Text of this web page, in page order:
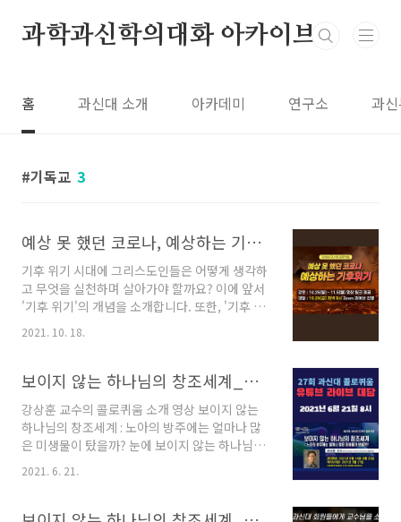
과학과신학의대화 아카이브
홈 과신대 소개 아카데미 연구소 과
기독교 3
예상 못 했던 코로나, 예상하는 기후위기_29회 콜로퀴움_김진수 박사
기후 위기 시대에 그리스도인들은 어떻게 생각하
고 무엇을 실천하며 살아가야 할까요? 이에 앞서
'기후 위기'의 개념을 소개합니다. 또한, '기후 변
화'/'기후 변동'/'지구 온난화', 이 언어들은 각각
어떤 의미의 차이를 가지는지 살펴보며 논의를
맞닿아 있는 기후 문제, 관심 있는 모든 분을 초청
합니다. [ 수강신청 바로가기 ] * 수강신청 기간 :
~ 2021년 11월 1일까지 * 영상시청 기간 : 2021
년 10월 25일(월) ~ 11월 8일(월) * 라이브 대담 :
2021년 10월 29일(금) 저녁 8시, 유튜브 * 수강
신청을 하시면 이메일을 통해 영상을 볼 수 있는
2021. 10. 18.
보이지 않는 하나님의 창조세계_강상훈 교수_27회 콜로퀴움
강상훈 교수의 콜로퀴움 소개 영상 보이지 않는
하나님의 창조세계 : 노아의 방주에는 얼마나 많
은 미생물이 탔을까? 눈에 보이지 않는 하나님을
묵상하고 고백하는 그리스도인은 어떤 면에서 눈
에 보이지 않는 미생물들을 생각하고 연구하는
나님의 피조물 중에서 가장 하찮은 것 같지만, 사
2021. 6. 21.